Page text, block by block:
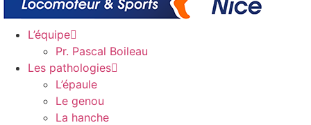
L’équipe
Pr. Pascal Boileau
Les pathologies
L’épaule
Le genou
La hanche